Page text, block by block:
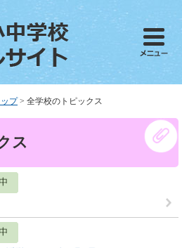
プ > 全学校のトピックス
ス